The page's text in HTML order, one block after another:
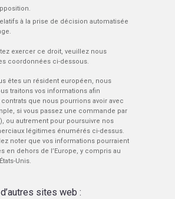
à la prise de décision automatisée
exercer ce droit, veuillez nous
coordonnées ci-dessous.
êtes un résident européen, nous
traitons vos informations afin
contrats que nous pourrions avoir avec
si vous passez une commande par
ou autrement pour poursuivre nos
légitimes énumérés ci-dessus.
noter que vos informations pourraient
en dehors de l’Europe, y compris au
Unis.
sites web :